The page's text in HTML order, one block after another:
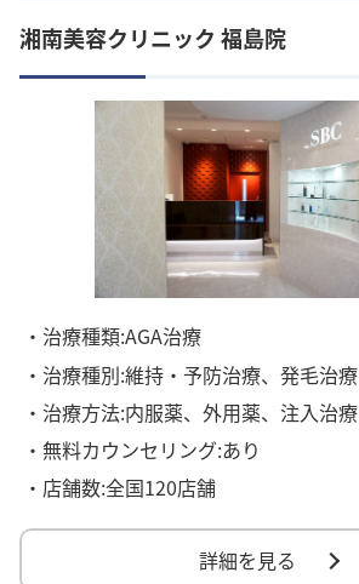
湘南美容クリニック 福島院
・治療種類:AGA治療
・治療種別:維持・予防治療、発毛治療
・治療方法:内服薬、外用薬、注入治療
・無料カウンセリング:あり
・店舗数:全国120店舗
詳細を見る